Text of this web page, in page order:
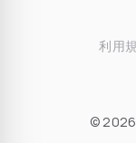
利用
©